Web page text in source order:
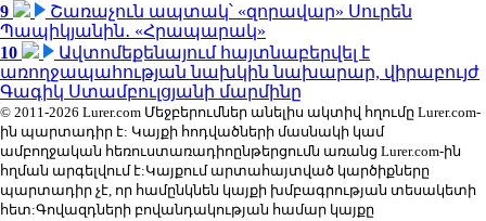
9
Շառաչուն ապտակ՝ «զորավար» Սուրեն
Պապիկյանին․ «Հրապարակ»
10
Ավտոմեքենայում հայտնաբերվել է
առողջապահության նախկին նախարար, վիրաբույժ
Գագիկ Ստամբուլցյանի մարմինը
© 2011-2026 Lurer.com Մեջբերումներ անելիս ակտիվ հղումը Lurer.com-
ին պարտադիր է: Կայքի հոդվածների մասնակի կամ
ամբողջական հեռուստառադիոընթերցումն առանց Lurer.com-ին
հղման արգելվում է:Կայքում արտահայտված կարծիքները
պարտադիր չէ, որ համընկնեն կայքի խմբագրության տեսակետի
հետ:Գովազդների բովանդակության համար կայքը